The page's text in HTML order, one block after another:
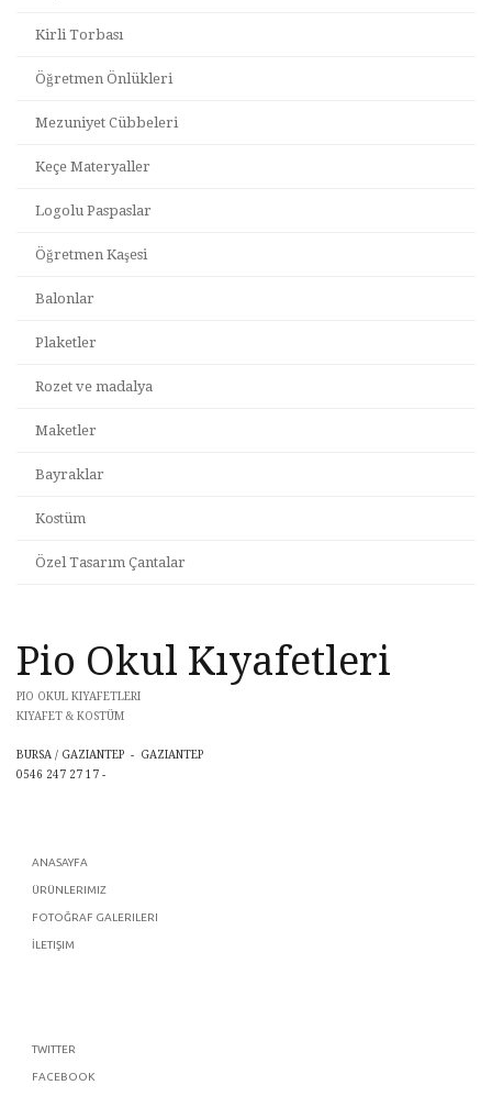
Kirli Torbası
Öğretmen Önlükleri
Mezuniyet Cübbeleri
Keçe Materyaller
Logolu Paspaslar
Öğretmen Kaşesi
Balonlar
Plaketler
Rozet ve madalya
Maketler
Bayraklar
Kostüm
Özel Tasarım Çantalar
Pio Okul Kıyafetleri
PIO OKUL KIYAFETLERI
KIYAFET & KOSTÜM
BURSA / GAZIANTEP - GAZIANTEP
0546 247 27 17 -
ANASAYFA
ÜRÜNLERIMIZ
FOTOĞRAF GALERILERI
İLETIŞIM
TWITTER
FACEBOOK